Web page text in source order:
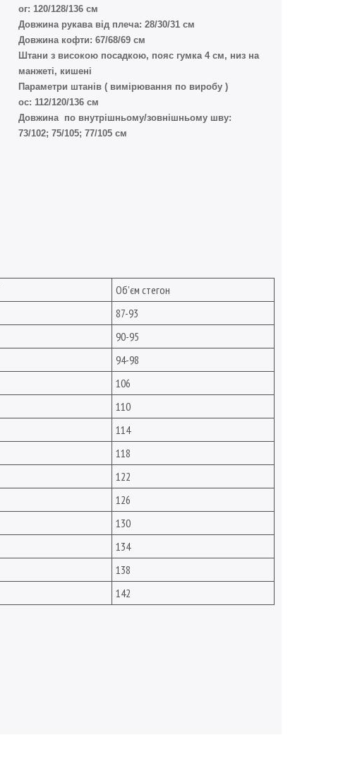
ог: 120/128/136 см
Довжина рукава від плеча: 28/30/31 см
Довжина кофти: 67/68/69 см
Штани з високою посадкою, пояс гумка 4 см, низ на
манжеті, кишені
Параметри штанів ( вимірювання по виробу )
ос: 112/120/136 см
Довжина по внутрішньому/зовнішньому шву:
73/102; 75/105; 77/105 см
Об'єм стегон
87-93
90-95
94-98
106
110
114
118
122
126
130
134
138
142